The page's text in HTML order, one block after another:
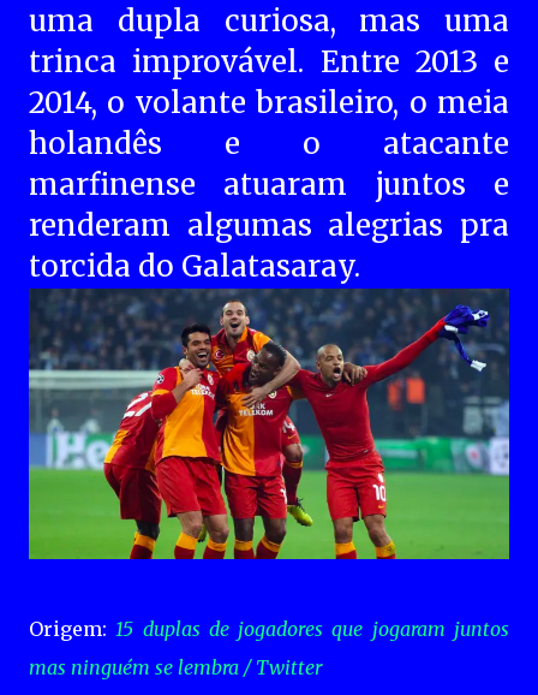
uma dupla curiosa, mas uma
trinca improvável. Entre 2013 e
2014, o volante brasileiro, o meia
holandês e o atacante
marfinense atuaram juntos e
renderam algumas alegrias pra
torcida do Galatasaray.
Origem: 15 duplas de jogadores que jogaram juntos
mas ninguém se lembra / Twitter